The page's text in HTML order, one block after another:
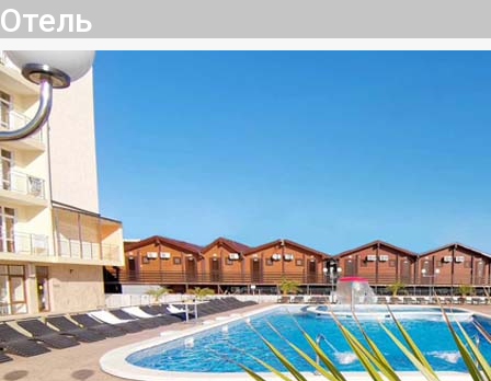
Отель